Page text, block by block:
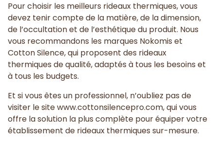
Pour choisir les meilleurs rideaux thermiques, vous
devez tenir compte de la matière, de la dimension,
de l’occultation et de l’esthétique du produit. Nous
vous recommandons les marques Nokomis et
Cotton Silence, qui proposent des rideaux
thermiques de qualité, adaptés à tous les besoins et
à tous les budgets.
Et si vous êtes un professionnel, n’oubliez pas de
visiter le site www.cottonsilencepro.com, qui vous
offre la solution la plus complète pour équiper votre
établissement de rideaux thermiques sur-mesure.